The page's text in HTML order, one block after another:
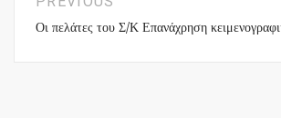
Οι πελάτες του Σ/Κ Επανάχρηση